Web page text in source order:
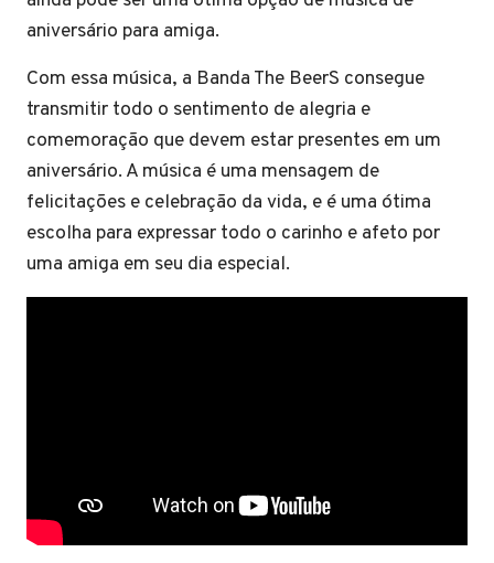
aniversário para amiga.
Com essa música, a Banda The BeerS consegue
transmitir todo o sentimento de alegria e
comemoração que devem estar presentes em um
aniversário. A música é uma mensagem de
felicitações e celebração da vida, e é uma ótima
escolha para expressar todo o carinho e afeto por
uma amiga em seu dia especial.